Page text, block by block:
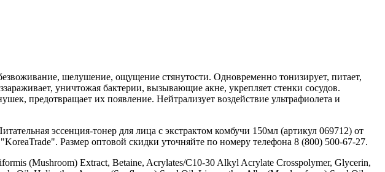
шелушение, ощущение стянутости. Одновременно тонизирует, питает,
уничтожая бактерии, вызывающие акне, укрепляет стенки сосудов.
предотвращает их появление. Нейтрализует воздействие ультрафиолета и
эссенция-тонер для лица с экстрактом комбучи 150мл (артикул 069712) от
Размер оптовой скидки уточняйте по номеру телефона 8 (800) 500-67-27.
(Mushroom) Extract, Betaine, Acrylates/C10-30 Alkyl Acrylate Crosspolymer, Glycerin,